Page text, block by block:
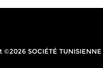
©2026 SOCIÉTÉ